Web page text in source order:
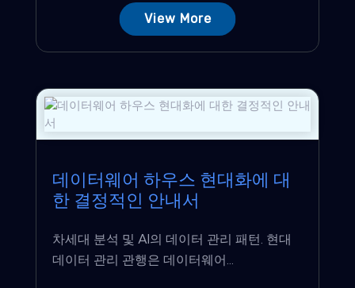
View More
데이터웨어 하우스 현대화에 대
한 결정적인 안내서
차세대 분석 및 AI의 데이터 관리 패턴. 현대
데이터 관리 관행은 데이터웨어...